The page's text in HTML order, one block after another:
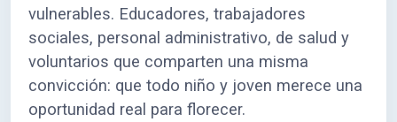
vulnerables. Educadores, trabajadores
sociales, personal administrativo, de salud y
voluntarios que comparten una misma
convicción: que todo niño y joven merece una
oportunidad real para florecer.